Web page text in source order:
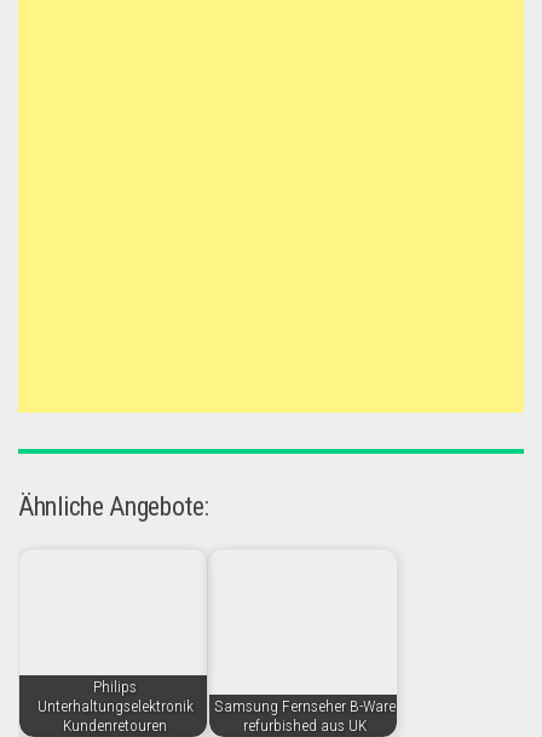
Ähnliche Angebote:
Philips
Unterhaltungselektronik
Kundenretouren
Samsung Fernseher B-Ware
refurbished aus UK